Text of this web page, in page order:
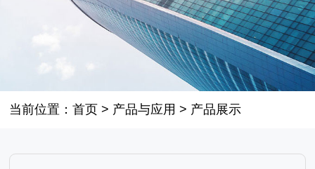
当前位置：首页 > 产品与应用 > 产品展示